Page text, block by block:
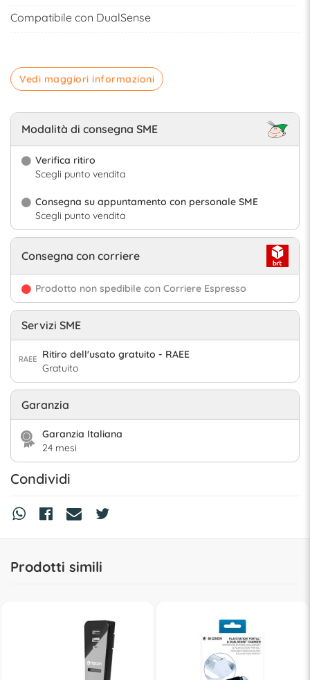
Compatibile con DualSense
Vedi maggiori informazioni
Modalità di consegna SME
Verifica ritiro
Scegli punto vendita
Consegna su appuntamento con personale SME
Scegli punto vendita
Consegna con corriere
Prodotto non spedibile con Corriere Espresso
Servizi SME
Ritiro dell'usato gratuito - RAEE
Gratuito
Garanzia
Garanzia Italiana
24 mesi
Condividi
Prodotti simili